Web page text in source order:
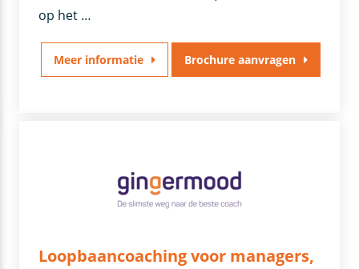
op het …
Meer informatie Brochure aanvragen
Loopbaancoaching voor managers,